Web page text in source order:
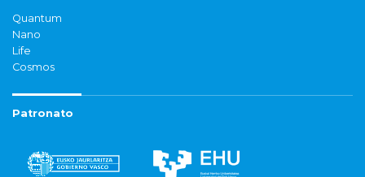
Quantum
Nano
Life
Cosmos
Patronato